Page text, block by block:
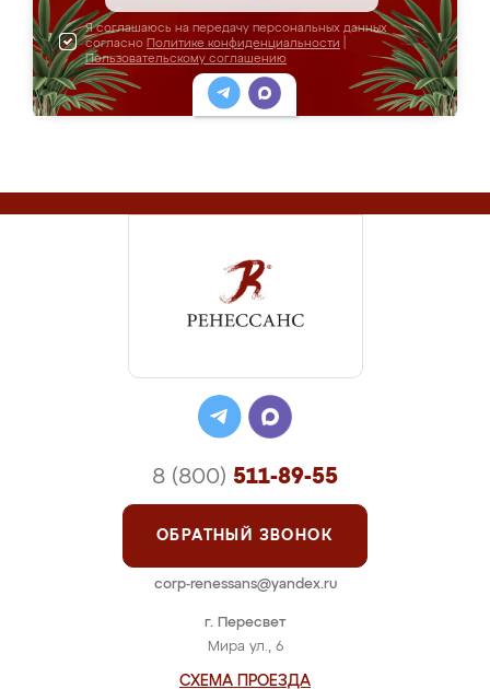
Я соглашаюсь на передачу персональных данных
согласно Политике конфиденциальности
Пользовательскому соглашению
г. Пересвет
Мира ул., 6
СХЕМА ПРОЕЗДА
8 (800) 511-89-55
ОБРАТНЫЙ ЗВОНОК
corp-renessans@yandex.ru